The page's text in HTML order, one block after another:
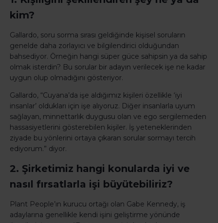
kim?
Gallardo, soru sorma sırası geldiğinde kişisel soruların
genelde daha zorlayıcı ve bilgilendirici olduğundan
bahsediyor. Örneğin hangi süper güce sahipsin ya da sahip
olmak isterdin? Bu sorular bir adayın verilecek işe ne kadar
uygun olup olmadığını gösteriyor.
Gallardo, “Cuyana’da işe aldığımız kişileri özellikle ‘iyi
insanlar’ oldukları için işe alıyoruz. Diğer insanlarla uyum
sağlayan, minnettarlık duygusu olan ve ego sergilemeden
hassasiyetlerini gösterebilen kişiler. İş yeteneklerinden
ziyade bu yönlerini ortaya çıkaran sorular sormayı tercih
ediyorum.” diyor.
2. Şirketimiz hangi konularda iyi ve
nasıl fırsatlarla işi büyütebiliriz?
Plant People’ın kurucu ortağı olan Gabe Kennedy, iş
adaylarına genellikle kendi işini geliştirme yönünde